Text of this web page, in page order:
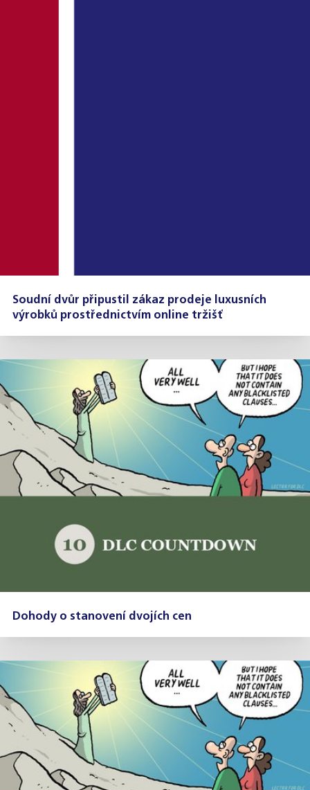
Soudní dvůr připustil zákaz prodeje luxusních
výrobků prostřednictvím online tržišť
Dohody o stanovení dvojích cen